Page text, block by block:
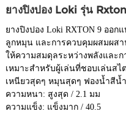
ยางปิงปอง Loki รุ่น
ยางปิงปอง Loki RXTON 9 ออ
ลูกหมุน และการควบคุมผสมผส
ให้ความสมดุลระหว่างพลังและ
เหมาะสำหรับผู้เล่นที่ชอบเล่นสไ
เหนียวสุดๆ หมุนสุดๆ ฟองน้ำสีน้
ความหนา: สูงสุด / 2.1 มม
ความแข็ง: แข็งมาก / 40.5